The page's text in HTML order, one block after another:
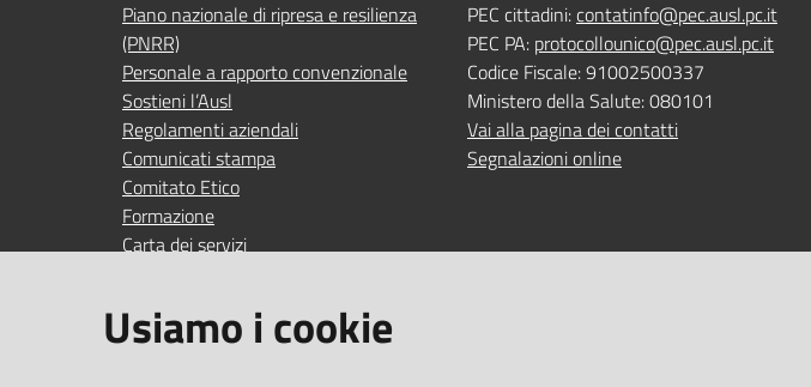
Piano nazionale di ripresa e resilienza
(PNRR)
Personale a rapporto convenzionale
Sostieni l’Ausl
Regolamenti aziendali
Comunicati stampa
Comitato Etico
Formazione
Carta dei servizi
PEC cittadini:contatinfo@pec.ausl.pc.it
PEC PA: protocollounico@pec.ausl.pc.it
Codice Fiscale: 91002500337
Ministero della Salute: 080101
Vai alla pagina dei contatti
Segnalazioni online
SEGUICI SU
Usiamo i cookie